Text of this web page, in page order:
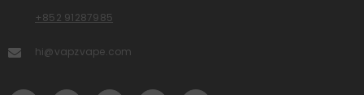
+852 91287985
hi@vapzvape.com